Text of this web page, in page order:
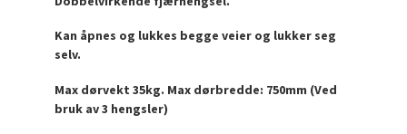
Kan åpnes og lukkes begge veier og lukker seg
selv.
Max dørvekt 35kg. Max dørbredde: 750mm (Ved
bruk av 3 hengsler)